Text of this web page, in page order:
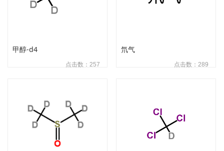
甲醇-d4
点击数：257
氘气
点击数：289